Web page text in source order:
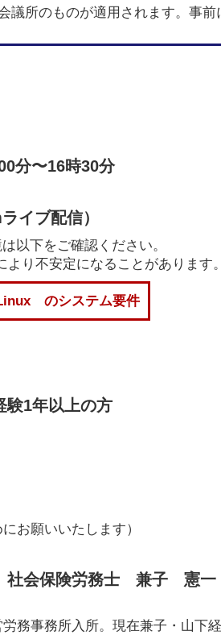
所のものが適用されます。事前
分〜16時30分
イブ配信）
以下をご確認ください。
り不安定になることがあります。
のシステム要件
験1年以上の方
お願いいたします）
社会保険労務士 兼子 憲
務事務所入所。現在兼子・山下